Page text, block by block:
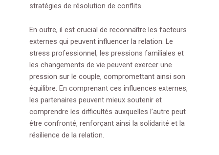
stratégies de résolution de conflits.
En outre, il est crucial de reconnaître les facteurs
externes qui peuvent influencer la relation. Le
stress professionnel, les pressions familiales et
les changements de vie peuvent exercer une
pression sur le couple, compromettant ainsi son
équilibre. En comprenant ces influences externes,
les partenaires peuvent mieux soutenir et
comprendre les difficultés auxquelles l’autre peut
être confronté, renforçant ainsi la solidarité et la
résilience de la relation.